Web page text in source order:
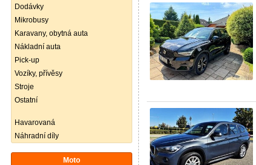
Dodávky
Mikrobusy
Karavany, obytná auta
Nákladní auta
Pick-up
Vozíky, přívěsy
Stroje
Ostatní
Havarovaná
Náhradní díly
Moto